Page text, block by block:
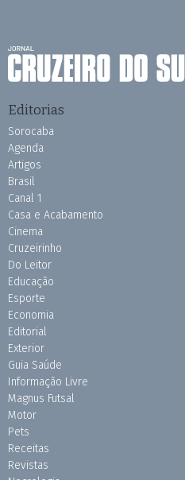
Editorias
Sorocaba
Agenda
Artigos
Brasil
Canal 1
Casa e Acabamento
Cinema
Cruzeirinho
Do Leitor
Educação
Esporte
Economia
Editorial
Exterior
Guia Saúde
Informação Livre
Magnus Futsal
Motor
Pets
Receitas
Revistas